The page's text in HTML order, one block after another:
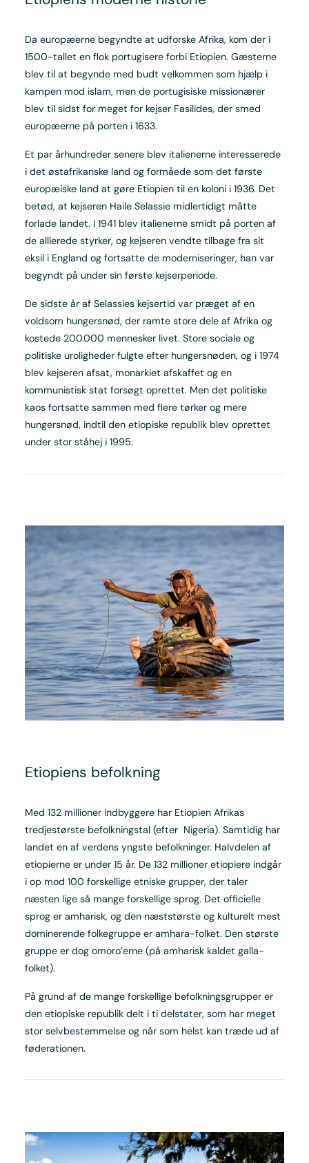
Da europæerne begyndte at udforske Afrika, kom der i
1500-tallet en flok portugisere forbi Etiopien. Gæsterne
blev til at begynde med budt velkommen som hjælp i
kampen mod islam, men de portugisiske missionærer
blev til sidst for meget for kejser Fasilides, der smed
europæerne på porten i 1633.
Et par århundreder senere blev italienerne interesserede
i det østafrikanske land og formåede som det første
europæiske land at gøre Etiopien til en koloni i 1936. Det
betød, at kejseren Haile Selassie midlertidigt måtte
forlade landet. I 1941 blev italienerne smidt på porten af
de allierede styrker, og kejseren vendte tilbage fra sit
eksil i England og fortsatte de moderniseringer, han var
begyndt på under sin første kejserperiode.
De sidste år af Selassies kejsertid var præget af en
voldsom hungersnød, der ramte store dele af Afrika og
kostede 200.000 mennesker livet. Store sociale og
politiske uroligheder fulgte efter hungersnøden, og i 1974
blev kejseren afsat, monarkiet afskaffet og en
kommunistisk stat forsøgt oprettet. Men det politiske
kaos fortsatte sammen med flere tørker og mere
hungersnød, indtil den etiopiske republik blev oprettet
under stor ståhej i 1995.
Etiopiens befolkning
Med 132 millioner indbyggere har Etiopien Afrikas
tredjestørste befolkningstal (efter Nigeria). Samtidig har
landet en af verdens yngste befolkninger. Halvdelen af
etiopierne er under 15 år. De 132 millioner etiopiere indgår
i op mod 100 forskellige etniske grupper, der taler
næsten lige så mange forskellige sprog. Det officielle
sprog er amharisk, og den næststørste og kulturelt mest
dominerende folkegruppe er amhara-folket. Den største
gruppe er dog omoro’erne (på amharisk kaldet galla-
folket).
På grund af de mange forskellige befolkningsgrupper er
den etiopiske republik delt i ti delstater, som har meget
stor selvbestemmelse og når som helst kan træde ud af
føderationen.